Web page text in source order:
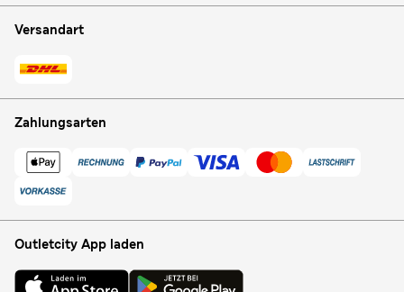
Versandart
Zahlungsarten
Outletcity App laden